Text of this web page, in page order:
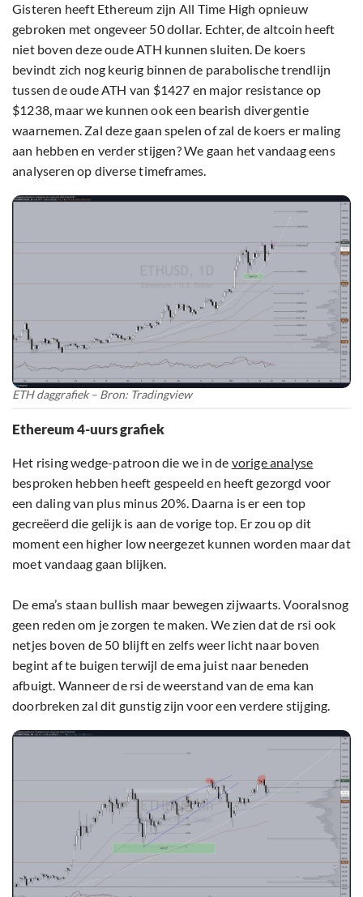
Gisteren heeft Ethereum zijn All Time High opnieuw
gebroken met ongeveer 50 dollar. Echter, de altcoin heeft
niet boven deze oude ATH kunnen sluiten. De koers
bevindt zich nog keurig binnen de parabolische trendlijn
tussen de oude ATH van $1427 en major resistance op
$1238, maar we kunnen ook een bearish divergentie
waarnemen. Zal deze gaan spelen of zal de koers er maling
aan hebben en verder stijgen? We gaan het vandaag eens
analyseren op diverse timeframes.
ETH daggrafiek – Bron: Tradingview
Ethereum 4-uurs grafiek
Het rising wedge-patroon die we in de vorige analyse
besproken hebben heeft gespeeld en heeft gezorgd voor
een daling van plus minus 20%. Daarna is er een top
gecreëerd die gelijk is aan de vorige top. Er zou op dit
moment een higher low neergezet kunnen worden maar dat
moet vandaag gaan blijken.
De ema’s staan bullish maar bewegen zijwaarts. Vooralsnog
geen reden om je zorgen te maken. We zien dat de rsi ook
netjes boven de 50 blijft en zelfs weer licht naar boven
begint af te buigen terwijl de ema juist naar beneden
afbuigt. Wanneer de rsi de weerstand van de ema kan
doorbreken zal dit gunstig zijn voor een verdere stijging.